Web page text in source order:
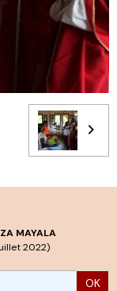
MAYALA
2022)
OK